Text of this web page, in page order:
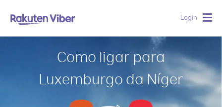
Login
Como ligar para
Luxemburgo da Níger